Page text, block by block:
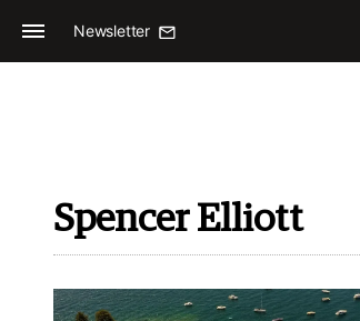
Newsletter
Spencer Elliott